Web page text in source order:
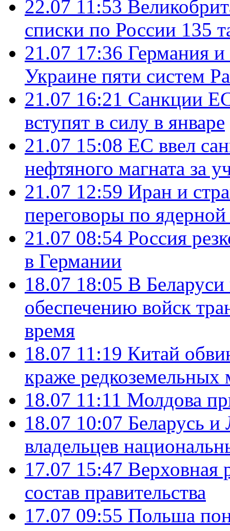
22.07 11:53
списки по России 135
21.07 17:36 Германия
Украине пяти систем
21.07 16:21 Санкции
вступят в силу в январе
21.07 15:08 ЕС ввел
нефтяного магната за
21.07 12:59 Иран и
переговоры по
21.07 08:54 Россия
в Германии
18.07 18:05 В
обеспечению войск
время
18.07 11:19 Китай
краже редкоземельных
18.07 11:11 Молдова
18.07 10:07 Беларусь
владельцев
17.07 15:47 Верховная
состав правительства
17.07 09:55 Польша